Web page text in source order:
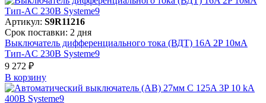
Артикул: S9R11216
Срок поставки: 2 дня
Выключатель дифференциального тока (ВДТ) 16A 2P 10мА
Тип-AC 230В Systeme9
9 272 ₽
В корзинy